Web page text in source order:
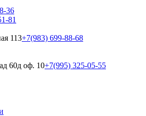
36
81
113+7(983) 699-88-68
60д оф. 10+7(995) 325-05-55